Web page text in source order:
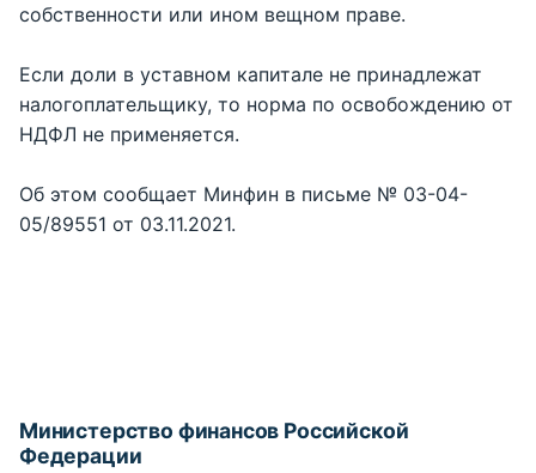
собственности или ином вещном праве.
Если доли в уставном капитале не принадлежат
налогоплательщику, то норма по освобождению от
НДФЛ не применяется.
Об этом сообщает Минфин в письме № 03-04-
05/89551 от 03.11.2021.
Министерство финансов Российской
Федерации